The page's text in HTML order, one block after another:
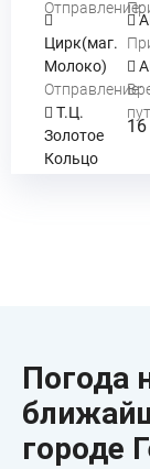
Отправление:
Цирк(маг.
Молоко)
Отправление:
Т.Ц.
Золотое
Кольцо
Погода
городе